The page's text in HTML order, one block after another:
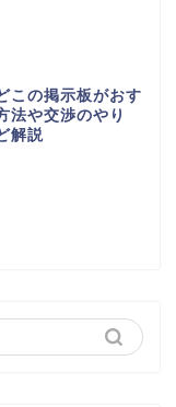
この掲示板がおす
法や交渉のやり
解説